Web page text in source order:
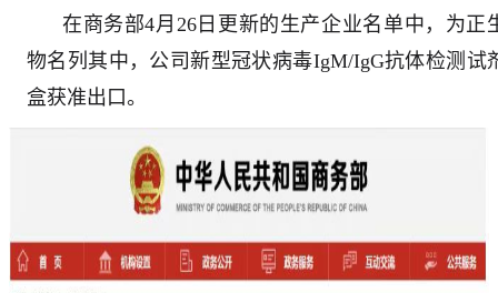
在商务部4月26日更新的生产企业名单中，为正
物名列其中，公司新型冠状病毒IgM/IgG抗体检测试
盒获准出口。